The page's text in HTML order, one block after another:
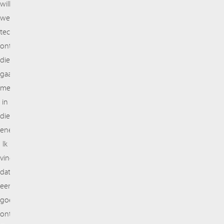
willen
we
technologieën
ontwikkelen
die
gaan
meehelpen
in
die
energietransitie.
Ik
vind
dat
een
goede
ontwikkeling.